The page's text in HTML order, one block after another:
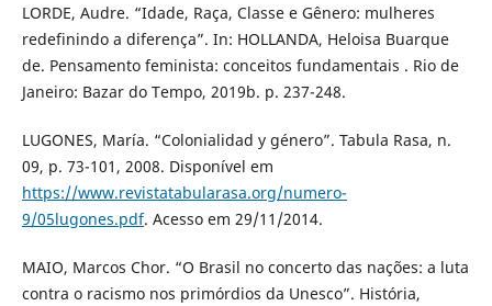
LORDE, Audre. “Idade, Raça, Classe e Gênero: mulheres
redefinindo a diferença”. In: HOLLANDA, Heloisa Buarque
de. Pensamento feminista: conceitos fundamentais . Rio de
Janeiro: Bazar do Tempo, 2019b. p. 237-248.
LUGONES, María. “Colonialidad y género”. Tabula Rasa, n.
09, p. 73-101, 2008. Disponível em
https://www.revistatabularasa.org/numero-
9/05lugones.pdf. Acesso em 29/11/2014.
MAIO, Marcos Chor. “O Brasil no concerto das nações: a luta
contra o racismo nos primórdios da Unesco”. História,